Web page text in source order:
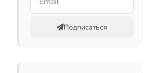
Подписаться